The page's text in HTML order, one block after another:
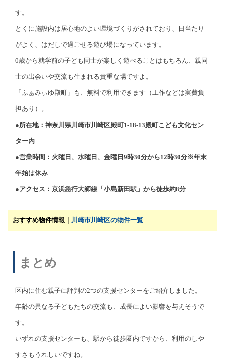
す。
とくに施設内は居心地のよい環境づくりがされており、日当たり
がよく、はだしで過ごせる遊び場になっています。
0歳から就学前の子ども同士が楽しく遊べることはもちろん、親同
士の出会いや交流も生まれる貴重な場ですよ。
「ふぁみぃゆ殿町」も、無料で利用できます（工作などは実費負
担あり）。
●所在地：神奈川県川崎市川崎区殿町1-18-13殿町こども文化セン
ター内
●営業時間：火曜日、水曜日、金曜日9時30分から12時30分※年末
年始は休み
●アクセス：京浜急行大師線「小島新田駅」から徒歩約8分
おすすめ物件情報｜ 川崎市川崎区の物件一覧
まとめ
区内に住む親子に評判の2つの支援センターをご紹介しました。
年齢の異なる子どもたちの交流も、成長によい影響を与えそうで
す。
いずれの支援センターも、駅から徒歩圏内ですから、利用のしや
すさもうれしいですね。